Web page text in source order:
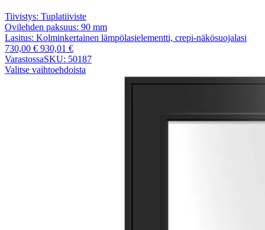
Tiivistys: Tuplatiiviste
Ovilehden paksuus: 90 mm
Lasitus: Kolminkertainen lämpölasielementti, crepi-näkösuojalasi
730,00 € 930,01 €
VarastossaSKU: 50187
Valitse vaihtoehdoista